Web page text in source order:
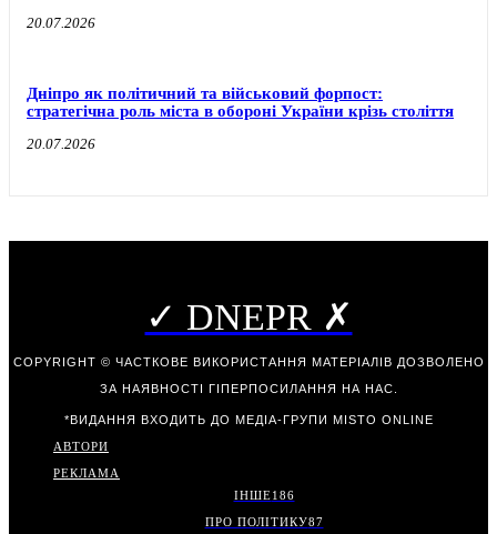
20.07.2026
Дніпро як політичний та військовий форпост:
стратегічна роль міста в обороні України крізь століття
20.07.2026
✓ DNEPR ✗
COPYRIGHT © ЧАСТКОВЕ ВИКОРИСТАННЯ МАТЕРІАЛІВ ДОЗВОЛЕНО
ЗА НАЯВНОСТІ ГІПЕРПОСИЛАННЯ НА НАС.
*ВИДАННЯ ВХОДИТЬ ДО МЕДІА-ГРУПИ MISTO ONLINE
АВТОРИ
РЕКЛАМА
ІНШЕ186
ПРО ПОЛІТИКУ87